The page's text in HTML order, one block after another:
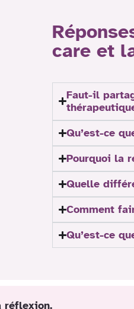
care et
Faut-il
Qu’est-ce
Pourquoi la
Quelle
Comment
Qu’est-ce
réflexion.